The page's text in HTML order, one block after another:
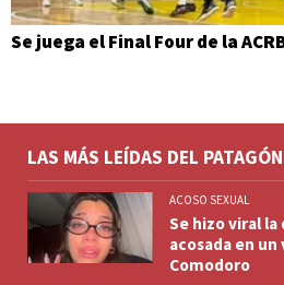
Se juega el Final Four de la
LAS MÁS LEÍDAS DEL
ACOSO SEXUAL
Se hizo viral
acosada en
Comodoro